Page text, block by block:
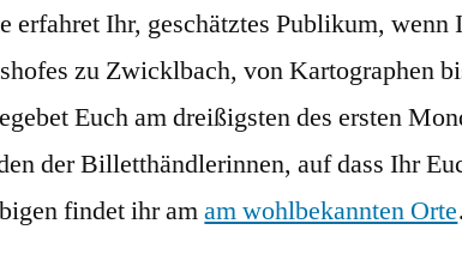
erfahret Ihr, geschätztes Publikum, wenn
zu Zwicklbach, von Kartographen
Euch am dreißigsten des ersten
der Billetthändlerinnen, auf dass Ihr
findet ihr amam wohlbekannten Orte